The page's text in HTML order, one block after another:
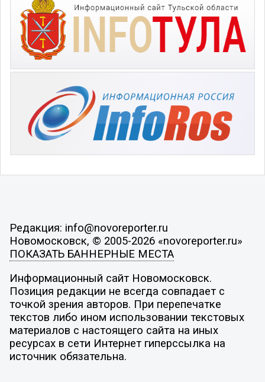
Редакция: info@novoreporter.ru
Новомосковск, © 2005-2026 «novoreporter.ru»
ПОКАЗАТЬ БАННЕРНЫЕ МЕСТА
Информационный сайт Новомосковск.
Позиция редакции не всегда совпадает с
точкой зрения авторов. При перепечатке
текстов либо ином использовании текстовых
материалов с настоящего сайта на иных
ресурсах в сети Интернет гиперссылка на
источник обязательна.